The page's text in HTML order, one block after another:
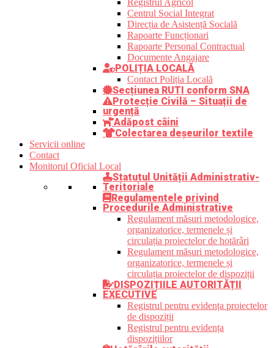
Registrul Agricol
Centrul Social Integrat
Direcția de Asistență Socială
Rapoarte Funcționari
Rapoarte Personal Contractual
Documente Angajare
POLIȚIA LOCALĂ
Contact Poliția Locală
Secțiunea RUTI conform SNA
Protecție Civilă – Situații de
urgență
Adăpost câini
Colectarea deșeurilor textile
Servicii online
Contact
Monitorul Oficial Local
Statutul Unității Administrativ-
Teritoriale
Regulamentele privind
Procedurile Administrative
Regulament măsuri metodologice,
organizatorice, termenele și
circulația proiectelor de hotărâri
Regulament măsuri metodologice,
organizatorice, termenele și
circulația proiectelor de dispoziții
DISPOZIȚIILE AUTORITĂȚII
EXECUTIVE
Registrul pentru evidența proiectelor
de dispoziții
Registrul pentru evidența
dispozițiilor